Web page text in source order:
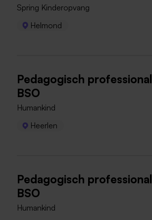
Spring Kinderopvang
Helmond
Pedagogisch professional
BSO
Humankind
Heerlen
Pedagogisch professional
BSO
Humankind